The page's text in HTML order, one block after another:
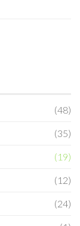
(48)
(35)
(19)
(12)
(24)